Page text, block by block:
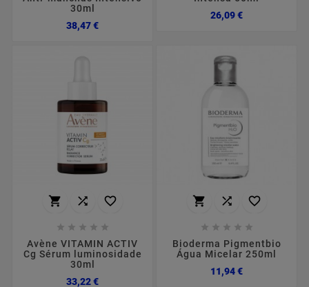
30ml
38,47 €Preço
26,09 €Preço
  
    
Avène VITAMIN ACTIV
Cg Sérum luminosidade
30ml
33,22 €Preço
  
    
Bioderma Pigmentbio
Água Micelar 250ml
11,94 €Preço